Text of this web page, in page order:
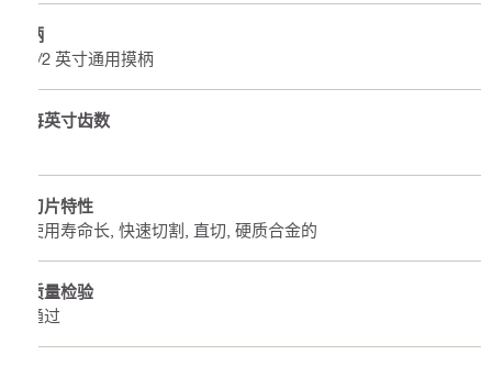
柄
1/2 英寸通用摸柄
每英寸齿数
刀片特性
使用寿命长, 快速切割, 直切, 硬质合金的
质量检验
通过